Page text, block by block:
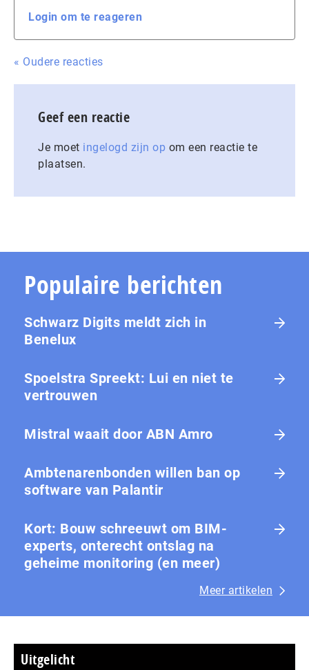
Login om te reageren
« Oudere reacties
Geef een reactie
Je moet ingelogd zijn op om een reactie te
plaatsen.
Populaire berichten
Schwarz Digits meldt zich in
Benelux
Spoelstra Spreekt: Lui en niet te
vertrouwen
Mistral waait door ABN Amro
Ambtenarenbonden willen ban op
software van Palantir
Kort: Bouw schreeuwt om BIM-
experts, onterecht ontslag na
geheime monitoring (en meer)
Meer artikelen
Uitgelicht